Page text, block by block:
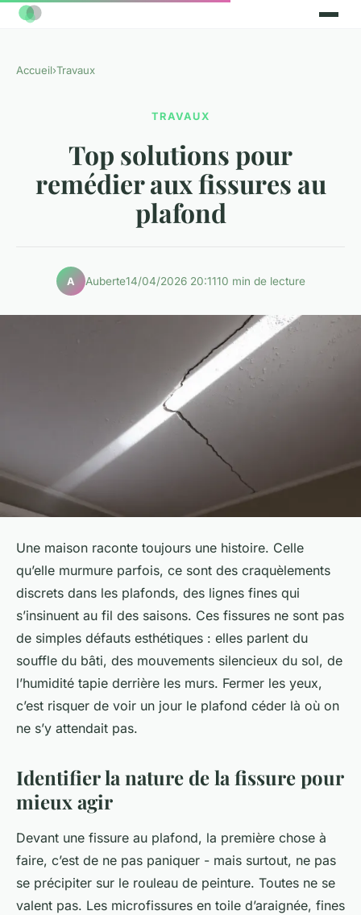
Accueil›Travaux
TRAVAUX
Top solutions pour
remédier aux fissures au
plafond
A Auberte14/04/2026 20:1110 min de lecture
Une maison raconte toujours une histoire. Celle
qu’elle murmure parfois, ce sont des craquèlements
discrets dans les plafonds, des lignes fines qui
s’insinuent au fil des saisons. Ces fissures ne sont pas
de simples défauts esthétiques : elles parlent du
souffle du bâti, des mouvements silencieux du sol, de
l’humidité tapie derrière les murs. Fermer les yeux,
c’est risquer de voir un jour le plafond céder là où on
ne s’y attendait pas.
Identifier la nature de la fissure pour
mieux agir
Devant une fissure au plafond, la première chose à
faire, c’est de ne pas paniquer - mais surtout, ne pas
se précipiter sur le rouleau de peinture. Toutes ne se
valent pas. Les microfissures en toile d’araignée, fines